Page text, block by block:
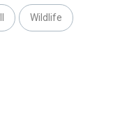
Wildlife